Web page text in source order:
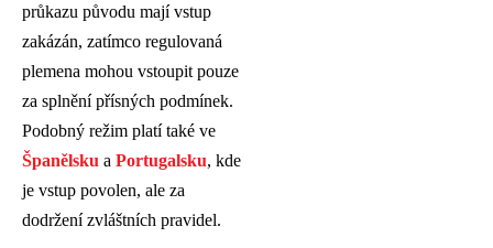
průkazu původu mají vstup
zakázán, zatímco regulovaná
plemena mohou vstoupit pouze
za splnění přísných podmínek.
Podobný režim platí také ve
Španělsku a Portugalsku, kde
je vstup povolen, ale za
dodržení zvláštních pravidel.